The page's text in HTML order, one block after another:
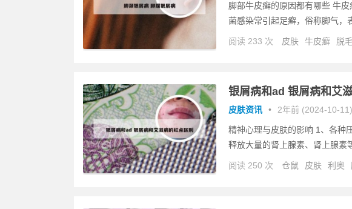
脚部牛皮癣的原因都有哪些 牛
菌感染常引起足癣，俗称脚气，
阅读 233 次 皮肤 牛皮癣 脱毛
银屑病和ad 银屑病和艾
皮肤资讯 • 2年前 (2024-10-11)
精神心理与皮肤的影响 1、各种
释放大量的肾上腺素、肾上腺素
阅读 250 次 仓鼠 皮肤 利奥